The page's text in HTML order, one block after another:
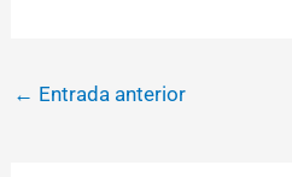
← Entrada anterior